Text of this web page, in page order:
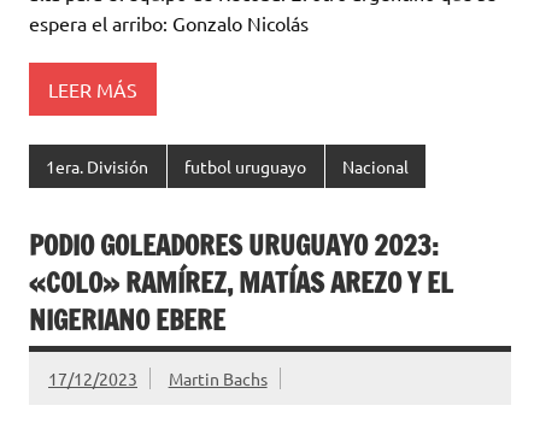
p k r
espera el arribo: Gonzalo Nicolás
LEER MÁS
1era. División futbol uruguayo Nacional
PODIO GOLEADORES URUGUAYO 2023:
«COLO» RAMÍREZ, MATÍAS AREZO Y EL
NIGERIANO EBERE
17/12/2023 Martin Bachs